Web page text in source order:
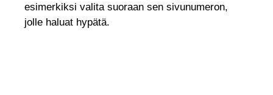
esimerkiksi valita suoraan sen sivunumeron,
jolle haluat hypätä.